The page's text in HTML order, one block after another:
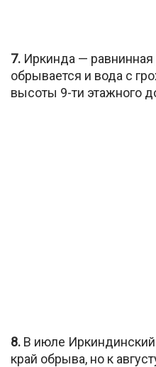
7. Иркинда — равнинная
обрывается и вода с
высоты 9-ти этажного
8. В июле
край обрыва, но к